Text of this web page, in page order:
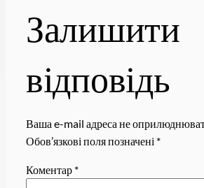
Залишити
відповідь
Ваша e-mail адреса не
Обов’язкові поля позначені *
Коментар *